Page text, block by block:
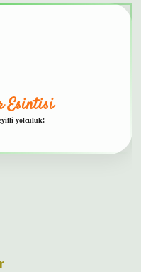
Esintisi
yolculuk!